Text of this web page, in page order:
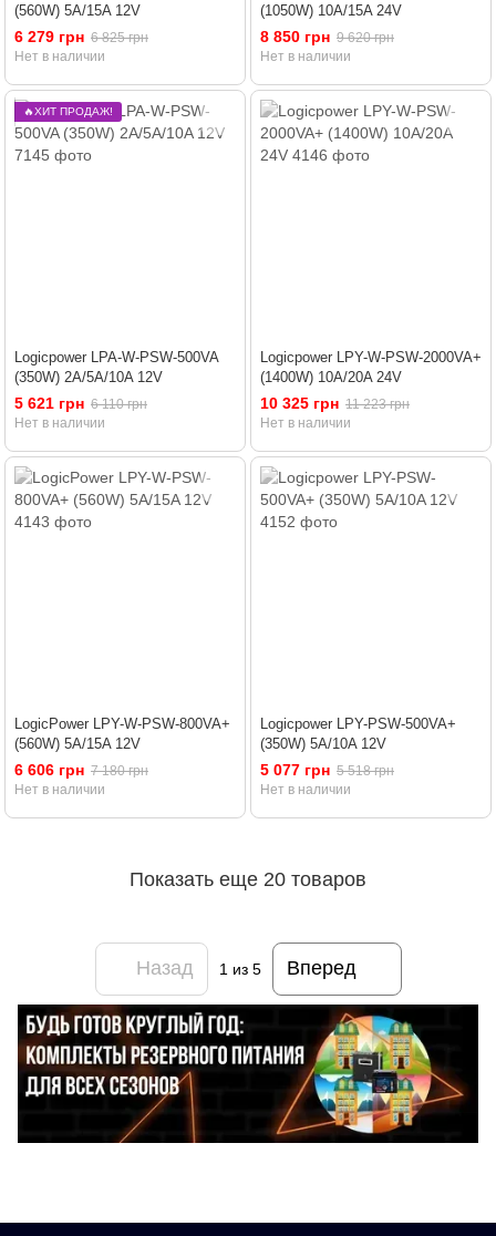
(560W) 5A/15A 12V
6 279 грн 6 825 грн
Нет в наличии
(1050W) 10A/15A 24V
8 850 грн 9 620 грн
Нет в наличии
🔥ХИТ ПРОДАЖ!
Logicpower LPA-W-PSW-500VA
(350W) 2A/5A/10A 12V
5 621 грн 6 110 грн
Нет в наличии
Logicpower LPY-W-PSW-2000VA+
(1400W) 10A/20A 24V
10 325 грн 11 223 грн
Нет в наличии
LogicPower LPY-W-PSW-800VA+
(560W) 5A/15A 12V
6 606 грн 7 180 грн
Нет в наличии
Logicpower LPY-PSW-500VA+
(350W) 5A/10A 12V
5 077 грн 5 518 грн
Нет в наличии
Показать еще 20 товаров
Назад 1 из 5 Вперед